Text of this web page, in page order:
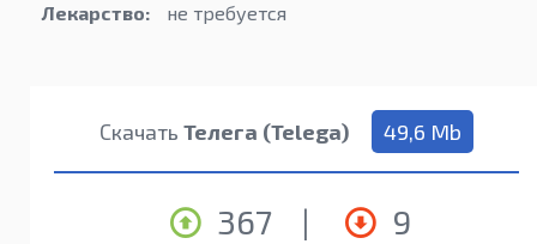
Лекарство: не требуется
Скачать Телега (Telega) 49,6 Mb
367 | 9